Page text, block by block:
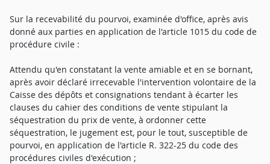
Sur la recevabilité du pourvoi, examinée d'office, après avis
donné aux parties en application de l'article 1015 du code de
procédure civile :
Attendu qu'en constatant la vente amiable et en se bornant,
après avoir déclaré irrecevable l'intervention volontaire de la
Caisse des dépôts et consignations tendant à écarter les
clauses du cahier des conditions de vente stipulant la
séquestration du prix de vente, à ordonner cette
séquestration, le jugement est, pour le tout, susceptible de
pourvoi, en application de l'article R. 322-25 du code des
procédures civiles d'exécution ;